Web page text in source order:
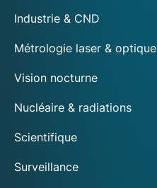
Industrie & CND
Métrologie laser & optique
Vision nocturne
Nucléaire & radiations
Scientifique
Surveillance